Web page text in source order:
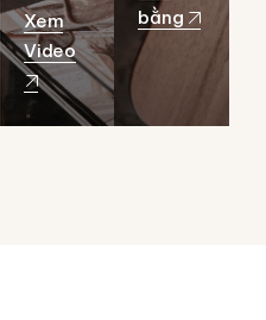
Xem
Video
bằng